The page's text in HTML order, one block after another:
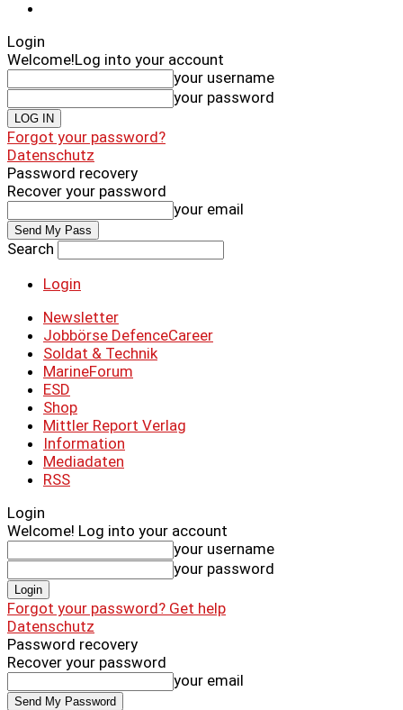
Login
Welcome!Log into your account
your username
your password
Forgot your password?
Datenschutz
Password recovery
Recover your password
your email
Search
Login
Newsletter
Jobbörse DefenceCareer
Soldat & Technik
MarineForum
ESD
Shop
Mittler Report Verlag
Information
Mediadaten
RSS
Login
Welcome! Log into your account
your username
your password
Forgot your password? Get help
Datenschutz
Password recovery
Recover your password
your email